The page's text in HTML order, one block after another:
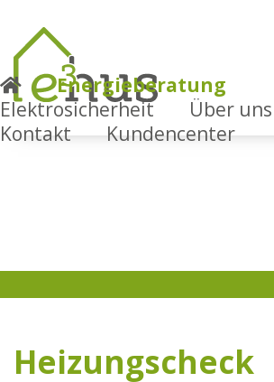
Energieberatung
Elektrosicherheit
Über uns
Kontakt
Kundencenter
Heizungscheck